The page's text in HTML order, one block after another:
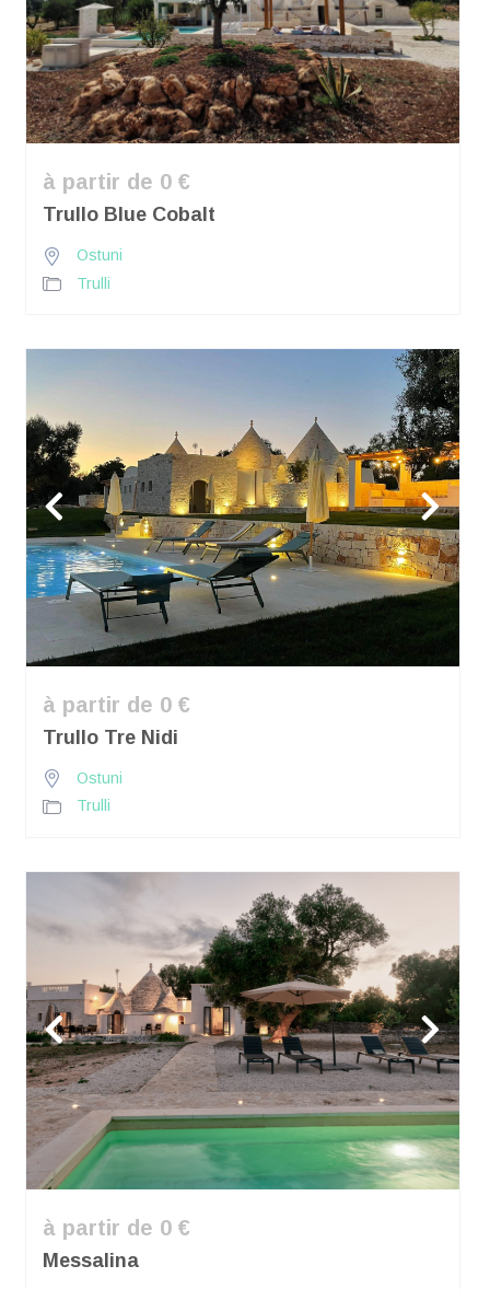
à partir de 0 €
Trullo Blue Cobalt
Ostuni
Trulli
à partir de 0 €
Trullo Tre Nidi
Ostuni
Trulli
à partir de 0 €
Messalina